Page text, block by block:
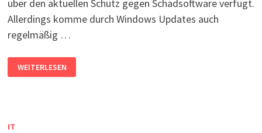
über den aktuellen Schutz gegen Schadsoftware verfügt.
Allerdings komme durch Windows Updates auch
regelmäßig …
WINDOWS
UPDATES
WEITERLESEN
IT